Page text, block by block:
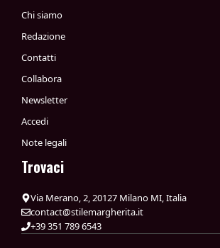
Chi siamo
Redazione
Contatti
Collabora
Newsletter
Accedi
Note legali
Trovaci
Via Merano, 2, 20127 Milano MI, Italia
contact@stilemargherita.it
+39 351 789 6543